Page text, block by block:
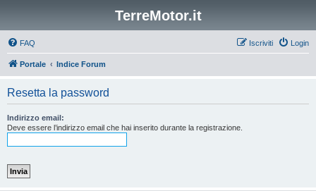
TerreMotor.it
FAQ Login
Iscriviti
Portale Indice Forum
Resetta la password
Indirizzo email:
Deve essere l’indirizzo email che hai inserito durante la registrazione.